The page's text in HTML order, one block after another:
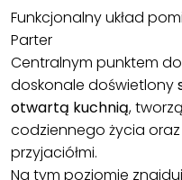
Funkcjonalny układ
Parter
Centralnym punktem
doskonale doświetlony
otwartą kuchnią,
codziennego życia
przyjaciółmi.
Na tym poziomie